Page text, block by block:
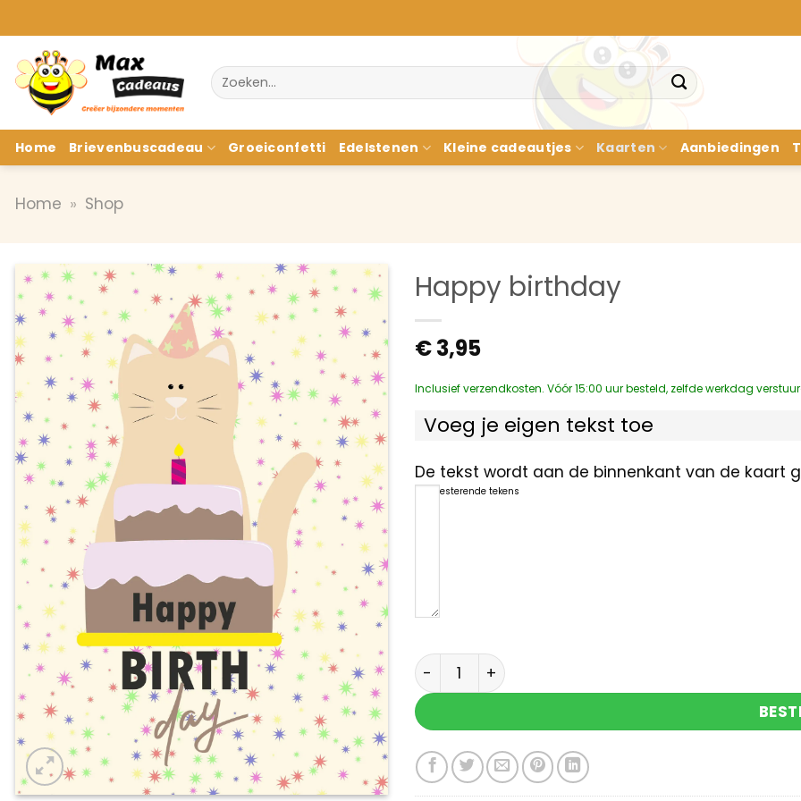
naar
inhoud
Zoeken
naar:
Home Brievenbuscadeau Groeiconfetti Edelstenen Kleine cadeautjes Kaarten Aanbiedingen
Home » Shop
Happy birthday
€3,95
Inclusief verzendkosten. Vóór 15:00 uur besteld, zelfde werkdag
Voeg je eigen tekst toe
De tekst wordt aan de binnenkant van de kaart
resterende tekens
Happy birthday aantal